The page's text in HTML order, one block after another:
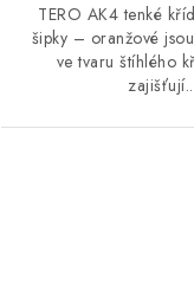
TERO AK4 tenké
šipky – oranžové
ve tvaru štíhlého